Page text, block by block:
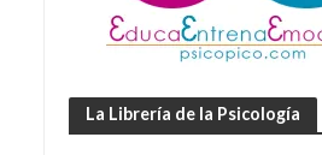
La Librería de la Psicología